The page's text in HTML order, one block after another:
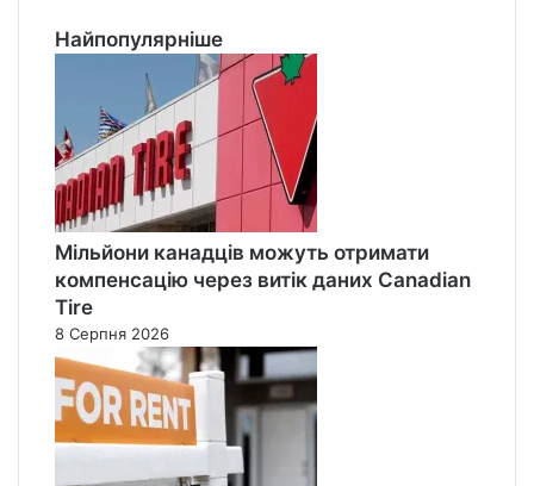
Найпопулярніше
Мільйони канадців можуть отримати
компенсацію через витік даних Canadian
Tire
8 Серпня 2026